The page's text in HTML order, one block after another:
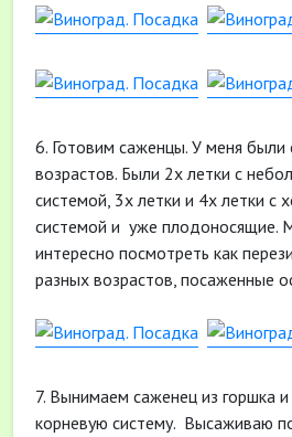
6. Готовим саженцы. У меня
возрастов. Были 2х летки с
системой, 3х летки и 4х летки с
системой и уже плодоносящие.
интересно посмотреть как
разных возрастов, посаженные
7. Вынимаем саженец из горшка и
корневую систему. Высаживаю